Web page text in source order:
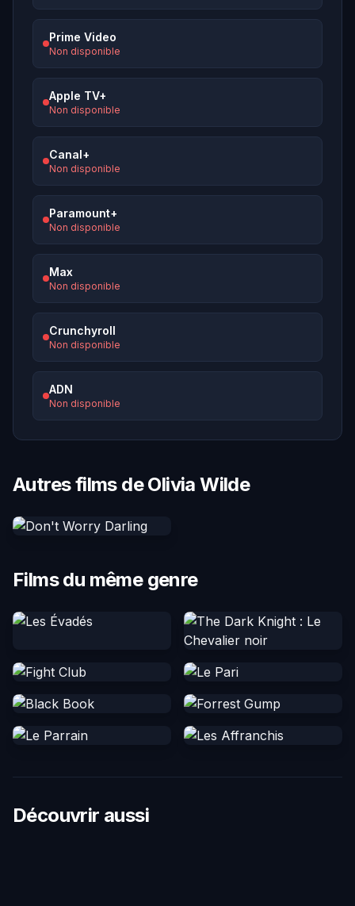
Prime Video
Non disponible
Apple TV+
Non disponible
Canal+
Non disponible
Paramount+
Non disponible
Max
Non disponible
Crunchyroll
Non disponible
ADN
Non disponible
Autres films de Olivia Wilde
Films du même genre
Découvrir aussi